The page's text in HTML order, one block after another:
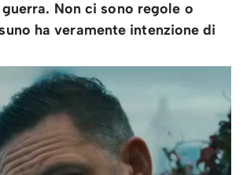
Non ci sono regole o
ha veramente intenzione di